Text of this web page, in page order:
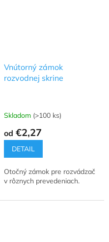
Vnútorný zámok
rozvodnej skrine
Priemerné
produktu
5,0
5
hviezdičiek.
Skladom (>100 ks)
od €2,27
DETAIL
Otočný zámok pre rozvádzač
v rôznych prevedeniach.